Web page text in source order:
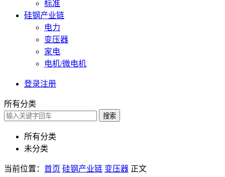
标准
硅钢产业链
电力
变压器
家电
电机/微电机
登录注册
所有分类
搜索
所有分类
未分类
当前位置： 首页 硅钢产业链 变压器 正文